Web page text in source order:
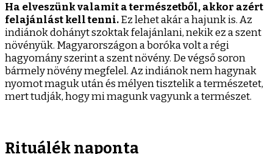
Ha elveszünk valamit a természetből, akkor azért
felajánlást kell tenni.Ez lehet akár a hajunk is. Az
indiánok dohányt szoktak felajánlani, nekik ez a szent
növényük. Magyarországon a boróka volt a régi
hagyomány szerint a szent növény. De végső soron
bármely növény megfelel. Az indiánok nem hagynak
nyomot maguk után és mélyen tisztelik a természetet,
mert tudják, hogy mi magunk vagyunk a természet.
Rituálék naponta